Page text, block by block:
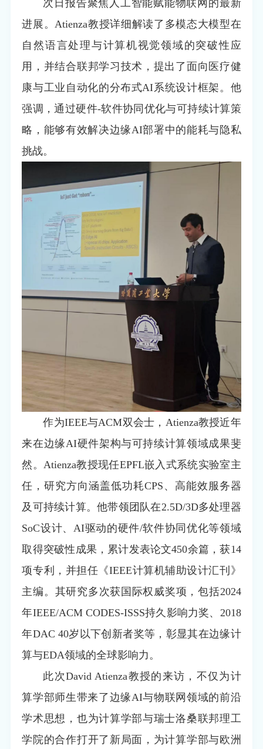
次日报告聚焦人工智能赋能物联网的最新
进展。Atienza教授详细解读了多模态大模型在
自然语言处理与计算机视觉领域的突破性应
用，并结合联邦学习技术，提出了面向医疗健
康与工业自动化的分布式AI系统设计框架。他
强调，通过硬件-软件协同优化与可持续计算策
略，能够有效解决边缘AI部署中的能耗与隐私
挑战。
作为IEEE与ACM双会士，Atienza教授近年
来在边缘AI硬件架构与可持续计算领域成果斐
然。Atienza教授现任EPFL嵌入式系统实验室主
任，研究方向涵盖低功耗CPS、高能效服务器
及可持续计算。他带领团队在2.5D/3D多处理器
SoC设计、AI驱动的硬件/软件协同优化等领域
取得突破性成果，累计发表论文450余篇，获14
项专利，并担任《IEEE计算机辅助设计汇刊》
主编。其研究多次获国际权威奖项，包括2024
年IEEE/ACM CODES-ISSS持久影响力奖、2018
年DAC 40岁以下创新者奖等，彰显其在边缘计
算与EDA领域的全球影响力。
此次David Atienza教授的来访，不仅为计
算学部师生带来了边缘AI与物联网领域的前沿
学术思想，也为计算学部与瑞士洛桑联邦理工
学院的合作打开了新局面，为计算学部与欧洲